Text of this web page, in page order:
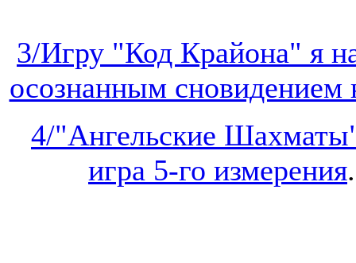
3/Игру "Код Крайона" я
осознанным сновидением
4/"Ангельские
игра 5-го измерения